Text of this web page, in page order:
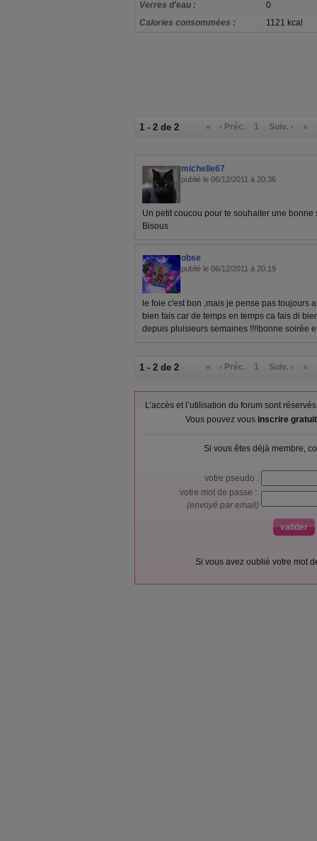
Verres d'eau :
0
Calories consommées :
1121 kcal
1 - 2 de 2 « ‹ Préc. 1 Suiv. › »
michelle67
publié le 06/12/2011 à 20:36
Un petit coucou pour te souhaiter une bonne
Bisous
obse
publié le 06/12/2011 à 20:19
le foie c'est bon ,mais je pense pas toujours
bien fais car de temps en temps ca fais di
depuis pluisieurs semaines !!!!bonne soirée
1 - 2 de 2 « ‹ Préc. 1 Suiv. › »
L’accès et l’utilisation du forum sont
Vous pouvez vous inscrire
Si vous êtes déjà membre,
votre pseudo :
votre mot de passe :
(envoyé par email)
Si vous avez oublié votre mot